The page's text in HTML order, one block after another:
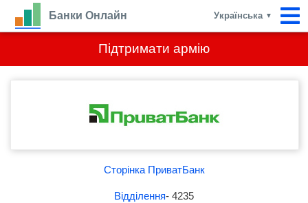
Підтримати армію
Банки Онлайн Українська ▼
Сторінка ПриватБанк
Відділення- 4235